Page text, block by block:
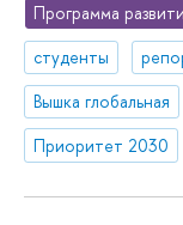
Программа
студенты
Вышка глобальная
Приоритет 2030